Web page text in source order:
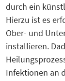
durch ein
Hierzu ist es
Ober- und
installieren.
Infektionen an